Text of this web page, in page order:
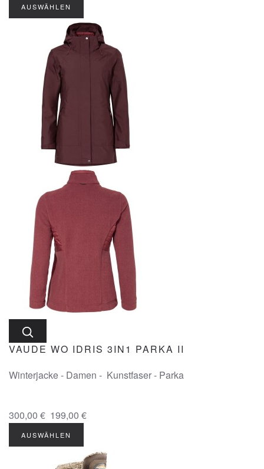
AUSWÄHLEN
VAUDE WO IDRIS 3IN1 PARKA II
Winterjacke - Damen - Kunstfaser - Parka
300,00 € 199,00 €
AUSWÄHLEN